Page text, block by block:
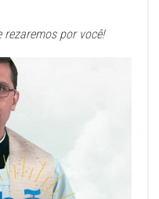
rezaremos por você!